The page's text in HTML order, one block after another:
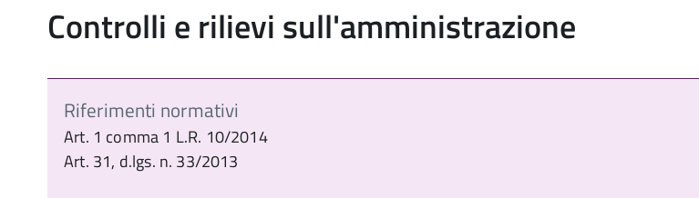
Controlli e rilievi sull'amministrazione
Riferimenti normativi
Art. 1 comma 1 L.R. 10/2014
Art. 31, d.lgs. n. 33/2013